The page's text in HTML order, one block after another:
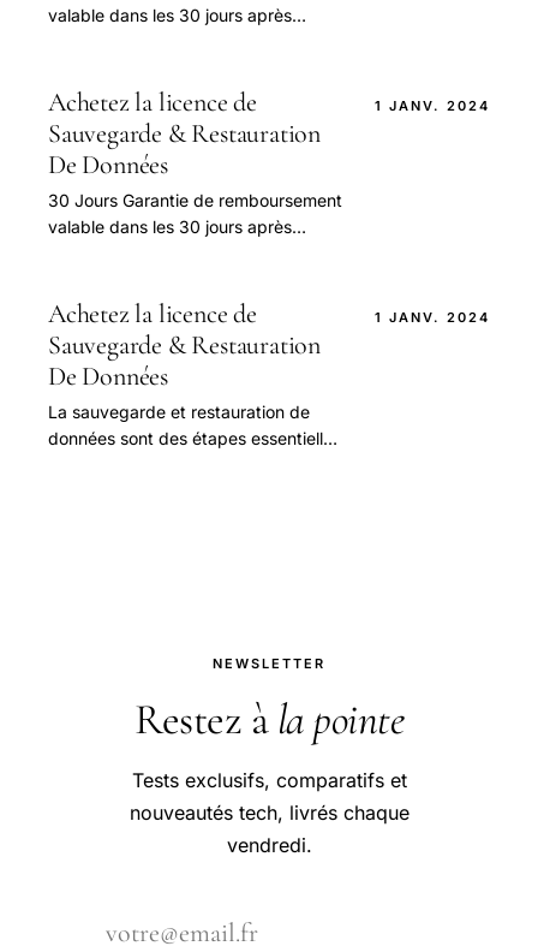
valable dans les 30 jours après
après.
Achetez la licence de
Sauvegarde & Restauration
De Données
30 Jours Garantie de remboursement
valable dans les 30 jours après
après.
1 JANV. 2024
Achetez la licence de
Sauvegarde & Restauration
De Données
La sauvegarde et restauration de
données sont des étapes essentielles
1 JANV. 2024
NEWSLETTER
Restez à la pointe
Tests exclusifs, comparatifs et
nouveautés tech, livrés chaque
vendredi.